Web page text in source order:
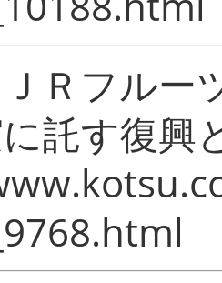
Ｒフルー
託す復興